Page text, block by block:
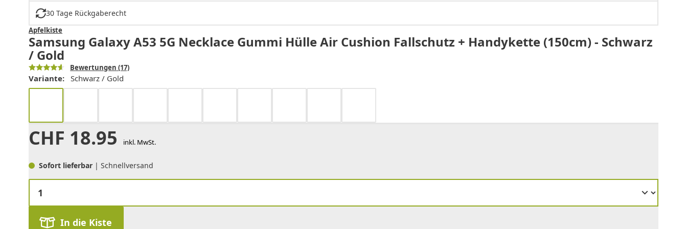
30 Tage Rückgaberecht
Apfelkiste
Samsung Galaxy A53 5G Necklace Gummi Hülle Air Cushion Fallschutz + Handykette (150cm) - Schwarz
/ Gold
Bewertungen (17)
Variante: Schwarz / Gold
CHF 18.95 inkl. MwSt.
Sofort lieferbar | Schnellversand
In die Kiste